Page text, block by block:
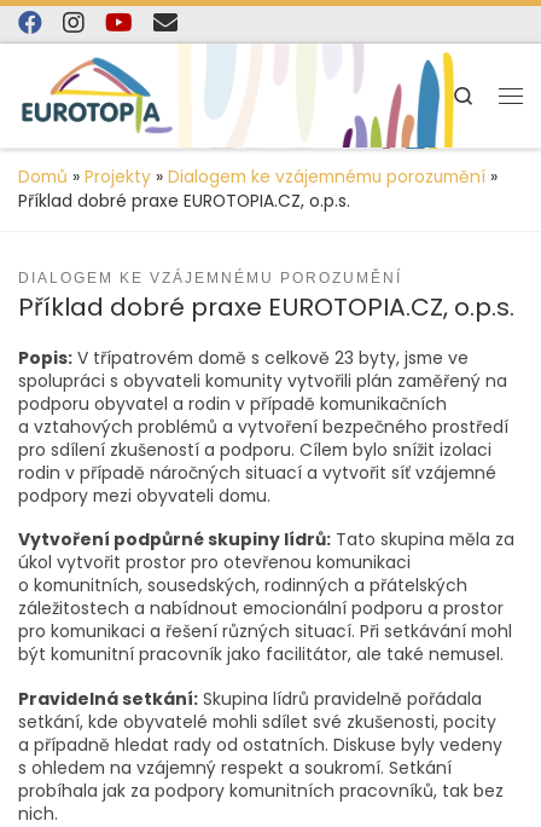
content
Skip to content
Search
Domů » Projekty » Dialogem ke vzájemnému porozumění »
Příklad dobré praxe EUROTOPIA.CZ, o.p.s.
DIALOGEM KE VZÁJEMNÉMU POROZUMĚNÍ
Příklad dobré praxe EUROTOPIA.CZ, o.p.s.
Popis: V třípatrovém domě s celkově 23 byty, jsme ve
spolupráci s obyvateli komunity vytvořili plán zaměřený na
podporu obyvatel a rodin v případě komunikačních
a vztahových problémů a vytvoření bezpečného prostředí
pro sdílení zkušeností a podporu. Cílem bylo snížit izolaci
rodin v případě náročných situací a vytvořit síť vzájemné
podpory mezi obyvateli domu.
Vytvoření podpůrné skupiny lídrů: Tato skupina měla za
úkol vytvořit prostor pro otevřenou komunikaci
o komunitních, sousedských, rodinných a přátelských
záležitostech a nabídnout emocionální podporu a prostor
pro komunikaci a řešení různých situací. Při setkávání mohl
být komunitní pracovník jako facilitátor, ale také nemusel.
Pravidelná setkání: Skupina lídrů pravidelně pořádala
setkání, kde obyvatelé mohli sdílet své zkušenosti, pocity
a případně hledat rady od ostatních. Diskuse byly vedeny
s ohledem na vzájemný respekt a soukromí. Setkání
probíhala jak za podpory komunitních pracovníků, tak bez
nich.